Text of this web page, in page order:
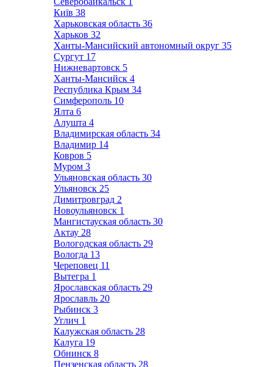
Київ 38
Харьковская область 36
Харьков 32
Ханты-Мансийский автономный округ 35
Сургут 17
Нижневартовск 5
Ханты-Мансийск 4
Республика Крым 34
Симферополь 10
Ялта 6
Алушта 4
Владимирская область 34
Владимир 14
Ковров 5
Муром 3
Ульяновская область 30
Ульяновск 25
Димитровград 2
Новоульяновск 1
Мангистауская область 30
Актау 28
Вологодская область 29
Вологда 13
Череповец 11
Вытегра 1
Ярославская область 29
Ярославль 20
Рыбинск 3
Углич 1
Калужская область 28
Калуга 19
Обнинск 8
Пензенская область 28